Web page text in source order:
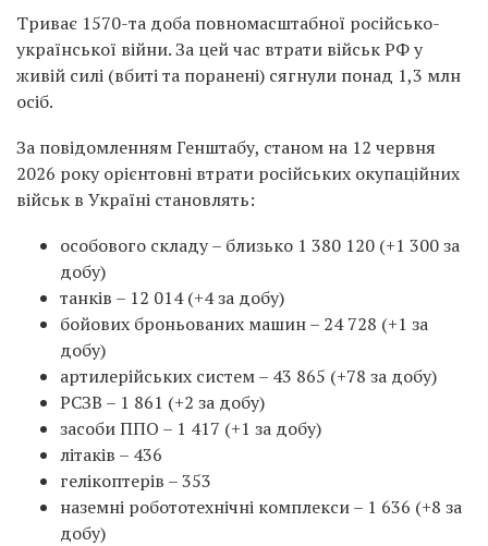
Триває 1570-та доба повномасштабної російсько-
української війни. За цей час втрати військ РФ у
живій силі (вбиті та поранені) сягнули понад 1,3 млн
осіб.
За повідомленням Генштабу, станом на 12 червня
2026 року орієнтовні втрати російських окупаційних
військ в Україні становлять:
особового складу – близько 1 380 120 (+1 300 за
добу)
танків – 12 014 (+4 за добу)
бойових броньованих машин – 24 728 (+1 за
добу)
артилерійських систем – 43 865 (+78 за добу)
РСЗВ – 1 861 (+2 за добу)
засоби ППО – 1 417 (+1 за добу)
літаків – 436
гелікоптерів – 353
наземні робототехнічні комплекси – 1 636 (+8 за
добу)